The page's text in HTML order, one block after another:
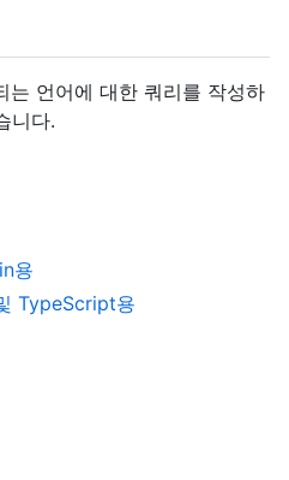
는 언어에 대한 쿼리를 작성하
니다.
용
TypeScript용